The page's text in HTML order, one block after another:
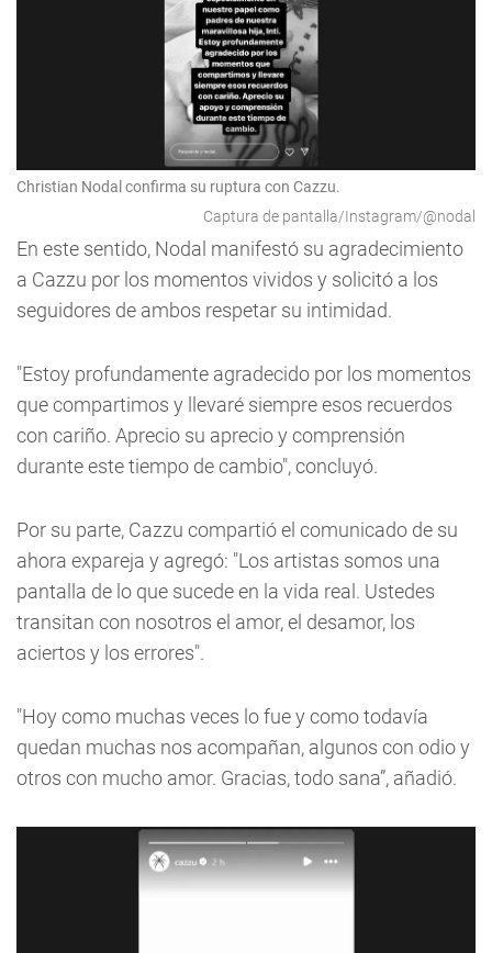
Christian Nodal confirma su ruptura con Cazzu.
Captura de pantalla/Instagram/@nodal
En este sentido, Nodal manifestó su agradecimiento
a Cazzu por los momentos vividos y solicitó a los
seguidores de ambos respetar su intimidad.
"Estoy profundamente agradecido por los momentos
que compartimos y llevaré siempre esos recuerdos
con cariño. Aprecio su aprecio y comprensión
durante este tiempo de cambio", concluyó.
Por su parte, Cazzu compartió el comunicado de su
ahora expareja y agregó: "Los artistas somos una
pantalla de lo que sucede en la vida real. Ustedes
transitan con nosotros el amor, el desamor, los
aciertos y los errores".
"Hoy como muchas veces lo fue y como todavía
quedan muchas nos acompañan, algunos con odio y
otros con mucho amor. Gracias, todo sana”, añadió.